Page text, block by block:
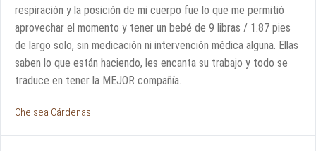
respiración y la posición de mi cuerpo fue lo que me permitió
aprovechar el momento y tener un bebé de 9 libras / 1.87 pies
de largo solo, sin medicación ni intervención médica alguna. Ellas
saben lo que están haciendo, les encanta su trabajo y todo se
traduce en tener la MEJOR compañía.
Chelsea Cárdenas